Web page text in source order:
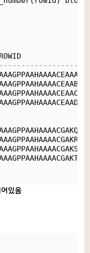
------------------
있음